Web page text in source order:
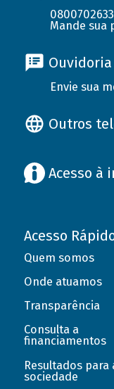
Mande sua
Ouvidoria
Envie sua
Outros
Acesso à
Acesso
Quem somos
Onde atuamos
Transparência
Consulta a
financiamentos
Resultados para
sociedade